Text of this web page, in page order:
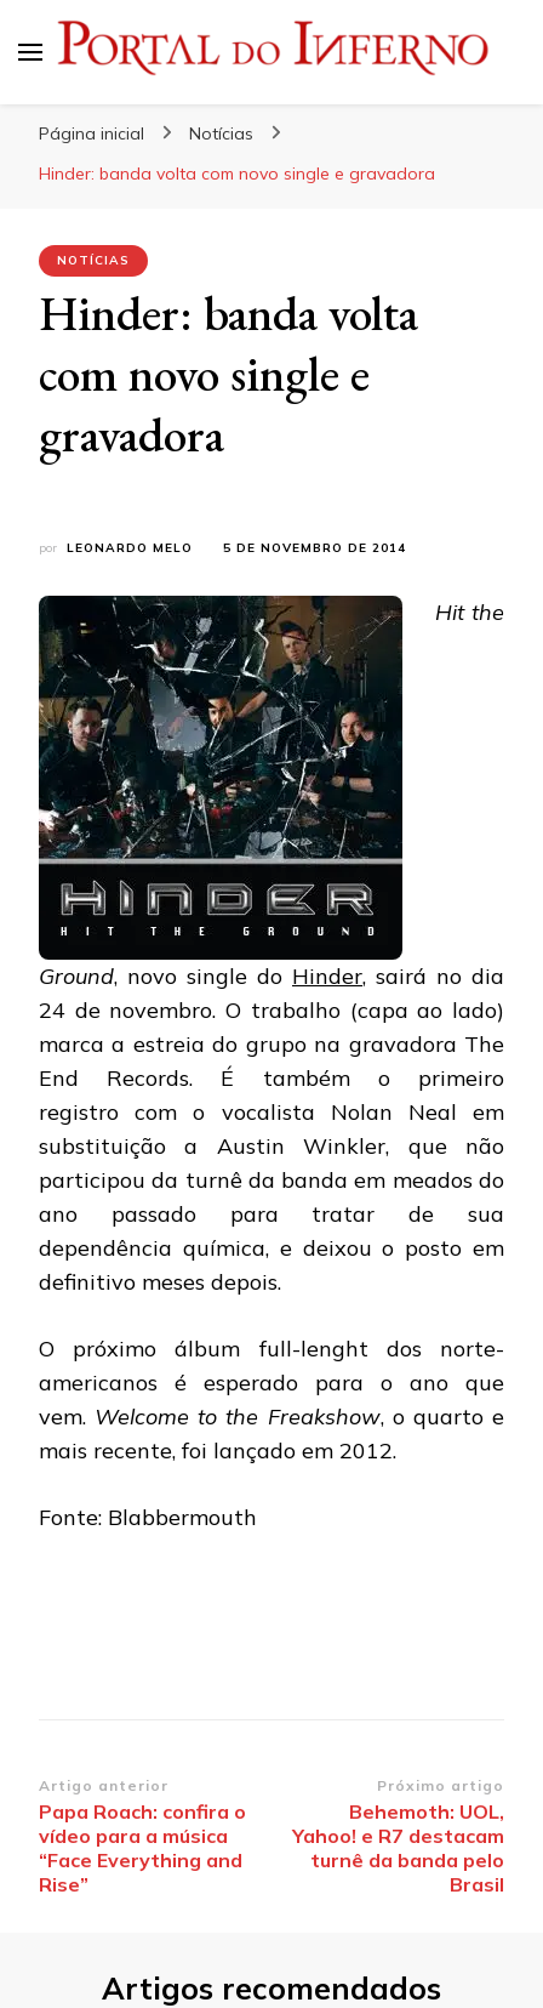
Página inicial
Notícias
Hinder: banda volta com novo single e gravadora
NOTÍCIAS
Hinder: banda volta
com novo single e
gravadora
por LEONARDO MELO 5 DE NOVEMBRO DE 2014
Hit the
Ground, novo single do Hinder, sairá no dia
24 de novembro. O trabalho (capa ao lado)
marca a estreia do grupo na gravadora The
End Records. É também o primeiro
registro com o vocalista Nolan Neal em
substituição a Austin Winkler, que não
participou da turnê da banda em meados do
ano passado para tratar de sua
dependência química, e deixou o posto em
definitivo meses depois.
O próximo álbum full-lenght dos norte-
americanos é esperado para o ano que
vem. Welcome to the Freakshow, o quarto e
mais recente, foi lançado em 2012.
Fonte: Blabbermouth
Navegação
de
post
Artigo anterior
Papa Roach: confira o
vídeo para a música
“Face Everything and
Rise”
Próximo artigo
Behemoth: UOL,
Yahoo! e R7 destacam
turnê da banda pelo
Brasil
Artigos recomendados